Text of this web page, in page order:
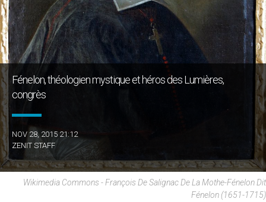
Fénelon, théologien mystique et héros des Lumières,
congrès
NOV 28, 2015 21:12
ZENIT STAFF
Wikimedia Commons - François De Salignac De La Mothe-Fénelon Dit
Fénelon (1651-1715)